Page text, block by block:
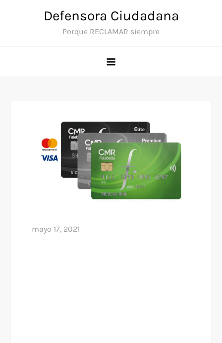
Defensora Ciudadana
Porque RECLAMAR siempre